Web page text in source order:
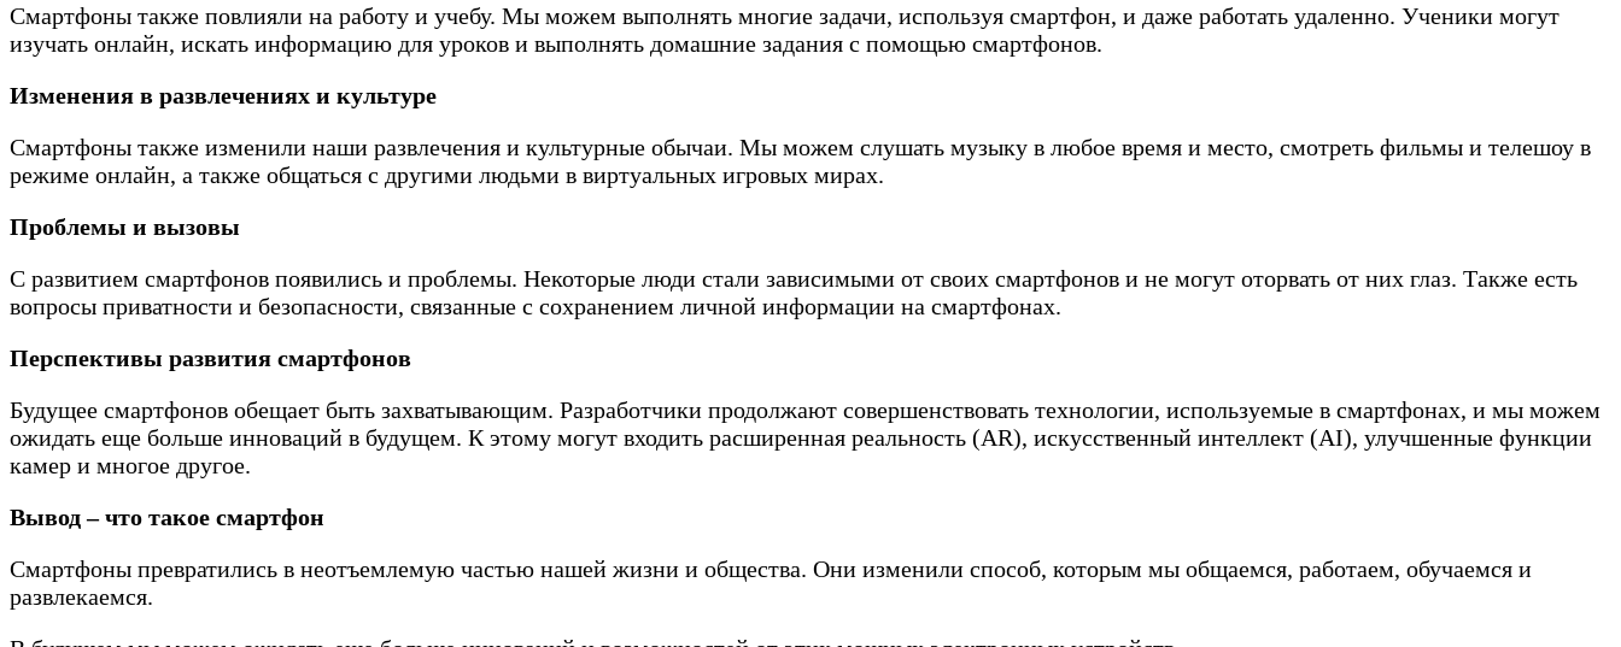
Смартфоны также повлияли на работу и учебу. Мы можем выполнять многие задачи, используя смартфон, и даже работать удаленно. Ученики могут
изучать онлайн, искать информацию для уроков и выполнять домашние задания с помощью смартфонов.
Изменения в развлечениях и культуре
Смартфоны также изменили наши развлечения и культурные обычаи. Мы можем слушать музыку в любое время и место, смотреть фильмы и телешоу в
режиме онлайн, а также общаться с другими людьми в виртуальных игровых мирах.
Проблемы и вызовы
С развитием смартфонов появились и проблемы. Некоторые люди стали зависимыми от своих смартфонов и не могут оторвать от них глаз. Также есть
вопросы приватности и безопасности, связанные с сохранением личной информации на смартфонах.
Перспективы развития смартфонов
Будущее смартфонов обещает быть захватывающим. Разработчики продолжают совершенствовать технологии, используемые в смартфонах, и мы можем
ожидать еще больше инноваций в будущем. К этому могут входить расширенная реальность (AR), искусственный интеллект (AI), улучшенные функции
камер и многое другое.
Вывод – что такое смартфон
Смартфоны превратились в неотъемлемую частью нашей жизни и общества. Они изменили способ, которым мы общаемся, работаем, обучаемся и
развлекаемся.